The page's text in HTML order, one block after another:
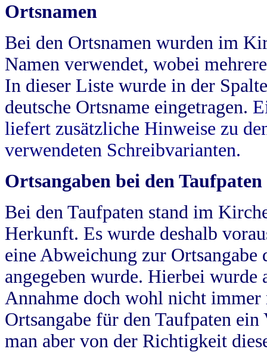
Ortsnamen
Bei den Ortsnamen wurden im
Namen verwendet, wobei
In dieser Liste wurde in der
deutsche Ortsname eingetragen.
liefert zusätzliche Hinweise zu
verwendeten Schreibvarianten.
Ortsangaben bei den Taufpaten
Bei den Taufpaten stand im
Herkunft. Es wurde deshalb
eine Abweichung zur
angegeben wurde. Hierbei wurde
Annahme doch wohl nicht
Ortsangabe für den Taufpaten
man aber von der Richtigkeit